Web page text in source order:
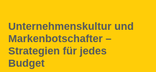
Unternehmenskultur und
Markenbotschafter –
Strategien für jedes
Budget